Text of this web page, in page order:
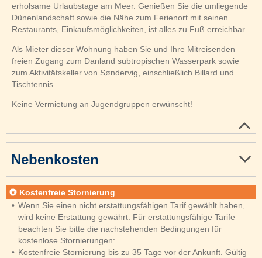
erholsame Urlaubstage am Meer. Genießen Sie die umliegende
Dünenlandschaft sowie die Nähe zum Ferienort mit seinen
Restaurants, Einkaufsmöglichkeiten, ist alles zu Fuß erreichbar.
Als Mieter dieser Wohnung haben Sie und Ihre Mitreisenden
freien Zugang zum Danland subtropischen Wasserpark sowie
zum Aktivitätskeller von Søndervig, einschließlich Billard und
Tischtennis.
Keine Vermietung an Jugendgruppen erwünscht!
Nebenkosten
Kostenfreie Stornierung
Wenn Sie einen nicht erstattungsfähigen Tarif gewählt haben,
wird keine Erstattung gewährt. Für erstattungsfähige Tarife
beachten Sie bitte die nachstehenden Bedingungen für
kostenlose Stornierungen:
Kostenfreie Stornierung bis zu 35 Tage vor der Ankunft. Gültig